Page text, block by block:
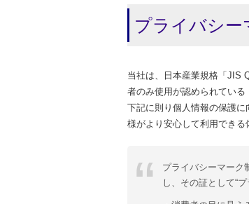
プライバシー
当社は、日本産業規格「JIS
者のみ使用が認められている
下記に則り個人情報の保護
様がより安心して利用できる
プライバシーマーク
し、その証として“